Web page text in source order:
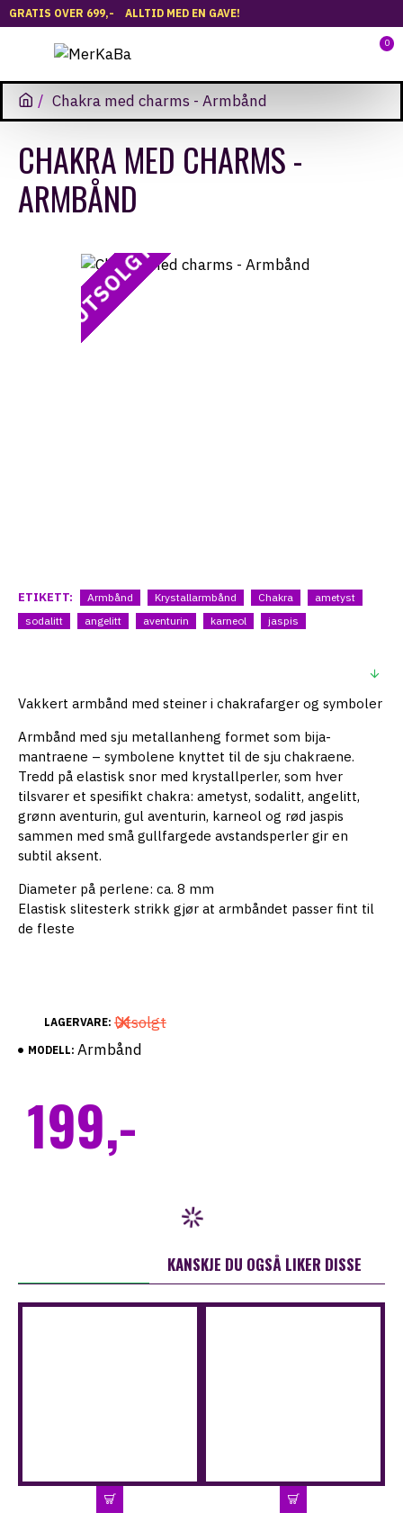
GRATIS OVER 699,- ALLTID MED EN GAVE!
0
Chakra med charms - Armbånd
CHAKRA MED CHARMS -
ARMBÅND
UTSOLGT
ETIKETT: Armbånd Krystallarmbånd Chakra
ametyst
sodalitt
angelitt aventurin karneol jaspis
Vakkert armbånd med steiner i chakrafarger og symboler
Armbånd med sju metallanheng formet som bija-
mantraene – symbolene knyttet til de sju chakraene.
Tredd på elastisk snor med krystallperler, som hver
tilsvarer et spesifikt chakra: ametyst, sodalitt, angelitt,
grønn aventurin, gul aventurin, karneol og rød jaspis
sammen med små gullfargede avstandsperler gir en
subtil aksent.
Diameter på perlene: ca. 8 mm
Elastisk slitesterk strikk gjør at armbåndet passer fint til
de fleste
LAGERVARE: Utsolgt
MODELL: Armbånd
199,-
KANSKJE DU OGSÅ LIKER DISSE